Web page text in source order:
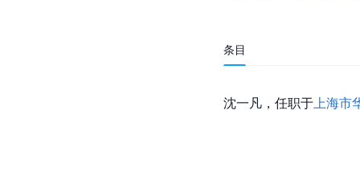
条目
沈一凡，任职于 上海市